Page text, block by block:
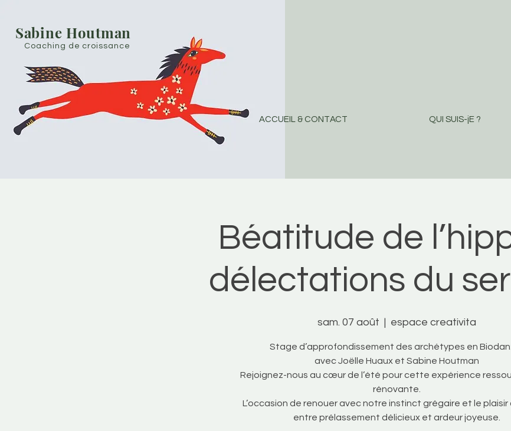
Sabine Houtman
Coaching de croissance
ACCUEIL & CONTACT QUI SUIS-jE ?
Béatitude de
délectations du
sam. 07 août
  |
espace creativita
Stage d’approfondissement des archétypes en
avec Joëlle Huaux et Sabine Houtman
Rejoignez-nous au cœur de l’été pour cette expérience
rénovante.
L’occasion de renouer avec notre instinct grégaire et le plaisir